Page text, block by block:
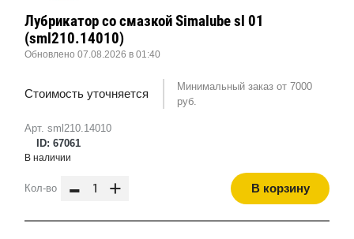
Арт. sml210.14010
ID: 67061
Лубрикатор со смазкой Simalube sl 01
(sml210.14010)
Обновлено 07.08.2026 в 01:40
Стоимость уточняется
Минимальный заказ от 7000
руб.
В наличии
Кол-во - + В корзину